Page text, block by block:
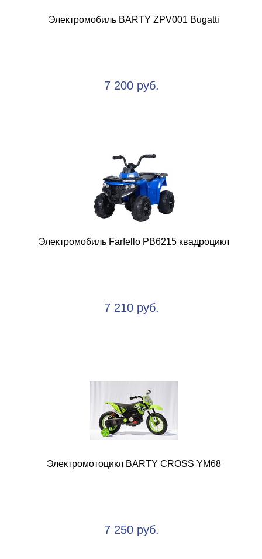
Электромобиль BARTY ZPV001 Bugatti
7 200 руб.
Электромобиль Farfello PB6215 квадроцикл
7 210 руб.
Электромотоцикл BARTY CROSS YM68
7 250 руб.